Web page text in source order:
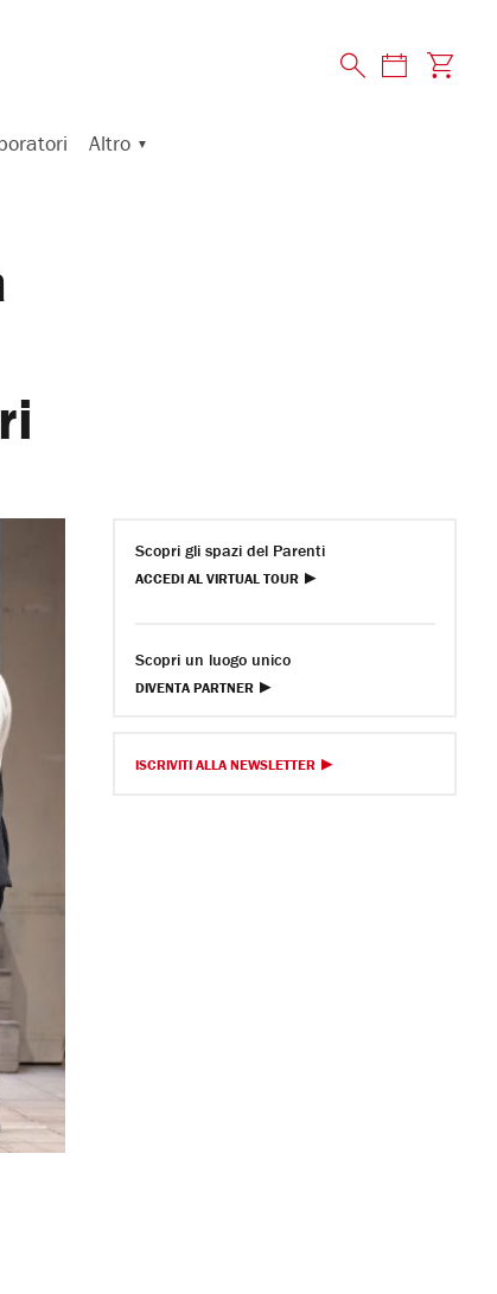
Altro
Scopri gli spazi del Parenti
ACCEDI AL VIRTUAL TOUR
Scopri un luogo unico
DIVENTA PARTNER
ISCRIVITI ALLA NEWSLETTER